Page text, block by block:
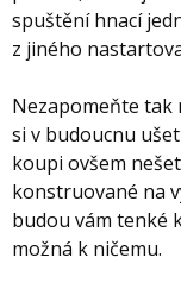
spuštění hnací
z jiného
Nezapomeňte tak
si v budoucnu
koupi ovšem
konstruované na
budou vám tenké
možná k ničemu.